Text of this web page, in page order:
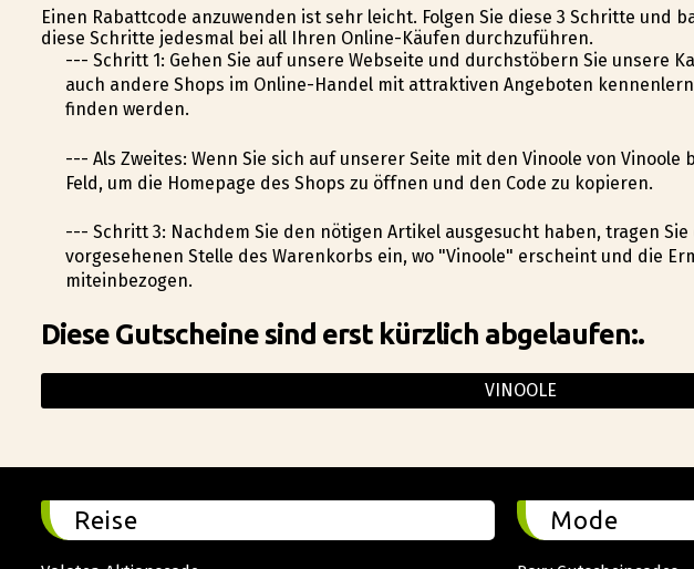
Einen Rabattcode anzuwenden ist sehr leicht. Folgen Sie diese 3 Schritte und
diese Schritte jedesmal bei all Ihren Online-Käufen durchzuführen.
--- Schritt 1: Gehen Sie auf unsere Webseite und durchstöbern Sie unsere
auch andere Shops im Online-Handel mit attraktiven Angeboten
finden werden.
--- Als Zweites: Wenn Sie sich auf unserer Seite mit den Vinoole von Vinoole
Feld, um die Homepage des Shops zu öffnen und den Code zu kopieren.
--- Schritt 3: Nachdem Sie den nötigen Artikel ausgesucht haben, tragen
vorgesehenen Stelle des Warenkorbs ein, wo "Vinoole" erscheint und die
miteinbezogen.
Diese Gutscheine sind erst kürzlich abgelaufen:.
VINOOLE
Reise Mode